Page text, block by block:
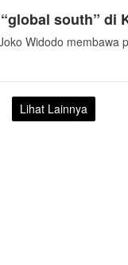
south” di
Widodo membawa
Lihat Lainnya